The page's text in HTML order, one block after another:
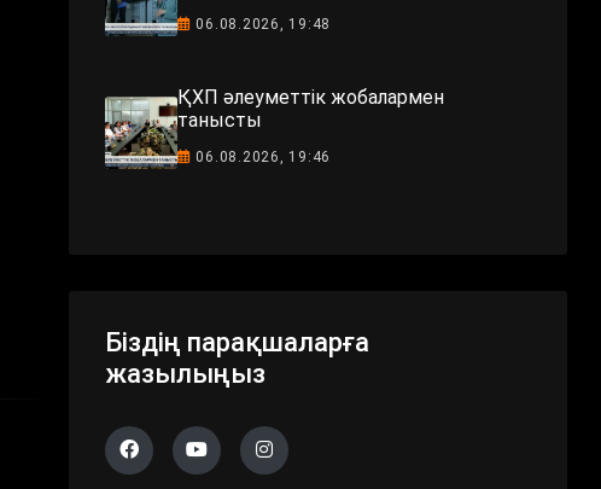
06.08.2026, 19:48
ҚХП әлеуметтік жобалармен
танысты
06.08.2026, 19:46
Біздің парақшаларға
жазылыңыз